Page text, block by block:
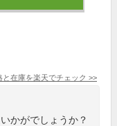
と在庫を楽天でチェック >>
かがでしょうか？